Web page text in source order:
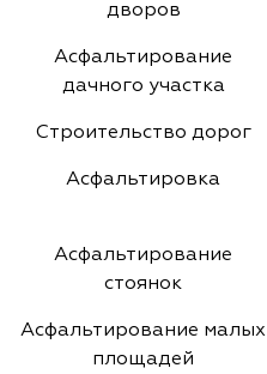
дворов
Асфальтирование
дачного участка
Строительство дорог
Асфальтировка
Асфальтирование
стоянок
Асфальтирование малых
площадей